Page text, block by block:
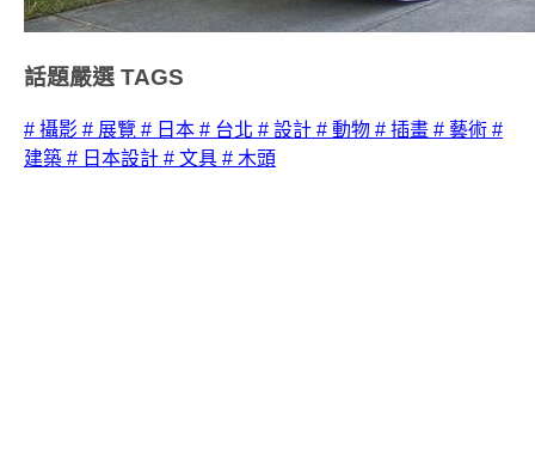
話題嚴選 TAGS
# 攝影 # 展覽 # 日本 # 台北 # 設計 # 動物 # 插畫 # 藝術 #
建築 # 日本設計 # 文具 # 木頭